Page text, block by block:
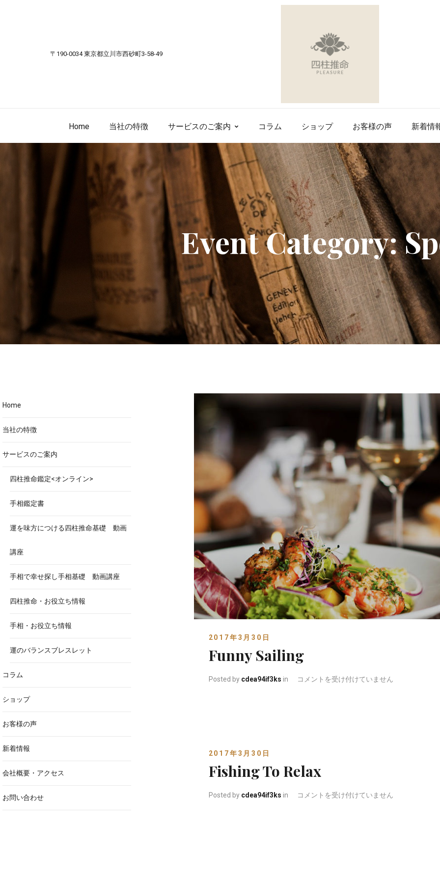
〒190-0034 東京都立川市西砂町3-58-49
Home 当社の特徴 サービスのご案内 コラム ショップ お客様の声 新着情
Event Category:
2017年3月30日
Funny Sailing
Posted by cdea94if3ks in Funny Sailing は
コメントを受け付けていません
2017年3月30日
Fishing To Relax
Posted by cdea94if3ks in Fishing To Relax は
コメントを受け付けていません
Home
当社の特徴
サービスのご案内
四柱推命鑑定<オンライン>
手相鑑定書
運を味方につける四柱推命基礎 動画
講座
手相で幸せ探し手相基礎 動画講座
四柱推命・お役立ち情報
手相・お役立ち情報
運のバランスブレスレット
コラム
ショップ
お客様の声
新着情報
会社概要・アクセス
お問い合わせ